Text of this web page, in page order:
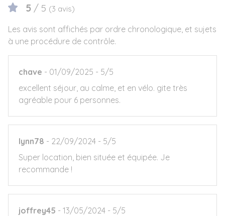
5 / 5 (3 avis)
Les avis sont affichés par ordre chronologique, et sujets
à une procédure de contrôle.
chave 01/09/2025
5/5
excellent séjour, au calme, et en vélo. gite très
agréable pour 6 personnes.
lynn78 22/09/2024
5/5
Super location, bien située et équipée. Je
recommande !
joffrey45 13/05/2024
5/5